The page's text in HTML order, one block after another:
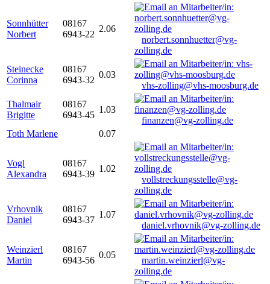
Sonnhütter
Norbert
08167
6943-22
2.06
norbert.sonnhuetter@vg-
zolling.de
Steinecke
Corinna
08167
6943-32
0.03
vhs-zolling@vhs-moosburg.de
Thalmair
Brigitte
08167
6943-45
1.03
finanzen@vg-zolling.de
Toth Marlene
0.07
Vogl
Alexandra
08167
6943-39
1.02
vollstreckungsstelle@vg-
zolling.de
Vrhovnik
Daniel
08167
6943-37
1.07
daniel.vrhovnik@vg-zolling.de
Weinzierl
Martin
08167
6943-56
0.05
martin.weinzierl@vg-
zolling.de